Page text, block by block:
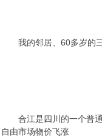
我的邻居、60多岁的三
合江是四川的一个普通
自由市场物价飞涨